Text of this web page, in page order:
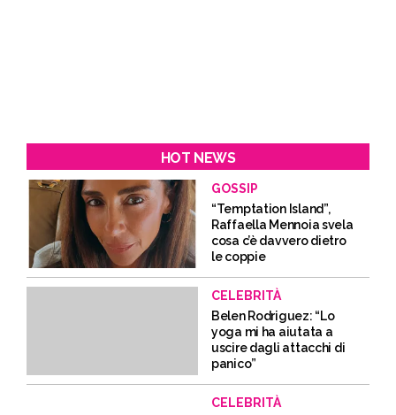
HOT NEWS
GOSSIP
“Temptation Island”,
Raffaella Mennoia svela
cosa c’è davvero dietro
le coppie
CELEBRITÀ
Belen Rodriguez: “Lo
yoga mi ha aiutata a
uscire dagli attacchi di
panico”
CELEBRITÀ